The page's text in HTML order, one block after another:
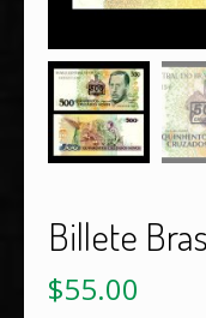
Billete
$55.00